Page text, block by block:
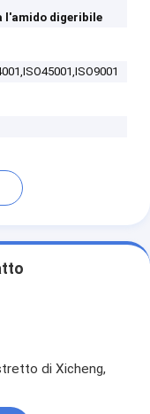
l'amido digeribile
di Xicheng,